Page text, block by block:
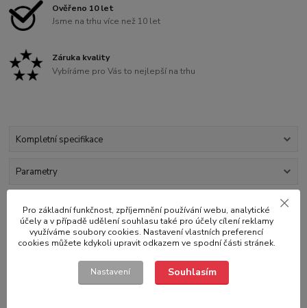
Ověřeno 10 let
Jsme na trhu více než 10 let
Záruka kvality
Vybíráme pro Vás to nejlepší na trhu
Kompletní specifikace
Parametry
Hodnocení 2
Komentáře 0
Kompletní specifikace
Pro základní funkčnost, zpříjemnění používání webu, analytické
účely a v případě udělení souhlasu také pro účely cílení reklamy
využíváme soubory cookies. Nastavení vlastních preferencí
cookies můžete kdykoli upravit odkazem ve spodní části stránek.
Nastavení Souhlasím